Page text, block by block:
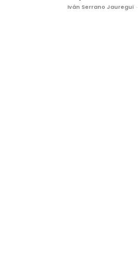
Iván Serrano Jauregui -